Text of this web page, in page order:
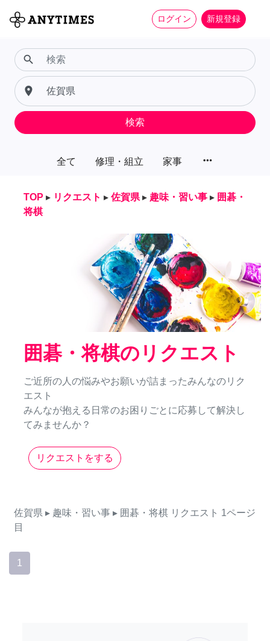
ログイン 新規登録
全て 修理・組立 家事 more_horiz
search
place
検索
TOP ▸ リクエスト ▸ 佐賀県 ▸ 趣味・習い事 ▸ 囲碁・
将棋
囲碁・将棋のリクエスト
ご近所の人の悩みやお願いが詰まったみんなのリク
エスト
みんなが抱える日常のお困りごとに応募して解決し
てみませんか？
リクエストをする
佐賀県 ▸ 趣味・習い事 ▸ 囲碁・将棋 リクエスト 1ページ
目
1